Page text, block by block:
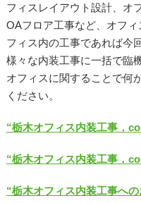
フィスレイアウト設計、オ
OAフロア工事など、オフ
フィス内の工事であれば今
様々な内装工事に一括で臨
オフィスに関することで何
ください。
“栃木オフィス内装工事．
“栃木オフィス内装工事．
“栃木オフィス内装工事へ